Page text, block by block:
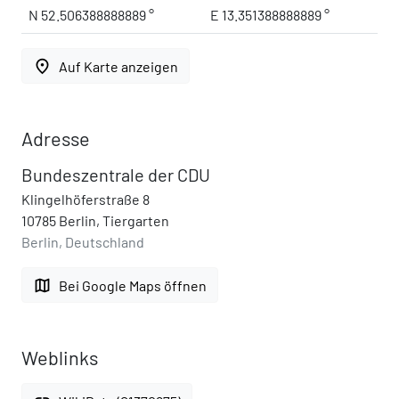
N 52.506388888889 ° E 13.351388888889 °
place Auf Karte anzeigen
Adresse
Bundeszentrale der CDU
Klingelhöferstraße 8
10785 Berlin, Tiergarten
Berlin, Deutschland
map Bei Google Maps öffnen
Weblinks